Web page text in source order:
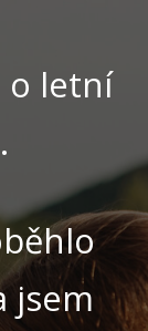
o letní
jsem